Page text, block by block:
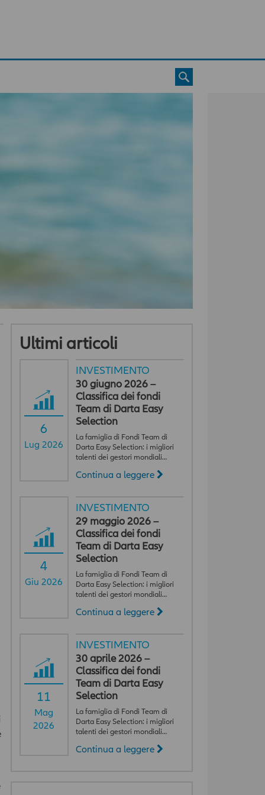
Ultimi articoli
6
Lug 2026
INVESTIMENTO
30 giugno 2026 –
Classifica dei fondi
Team di Darta Easy
Selection
La famiglia di Fondi Team di
Darta Easy Selection: i migliori
talenti dei gestori mondiali…
Continua a leggere
4
Giu 2026
INVESTIMENTO
29 maggio 2026 –
Classifica dei fondi
Team di Darta Easy
Selection
La famiglia di Fondi Team di
Darta Easy Selection: i migliori
talenti dei gestori mondiali…
Continua a leggere
11
Mag
2026
INVESTIMENTO
30 aprile 2026 –
Classifica dei fondi
Team di Darta Easy
Selection
La famiglia di Fondi Team di
Darta Easy Selection: i migliori
talenti dei gestori mondiali…
Continua a leggere